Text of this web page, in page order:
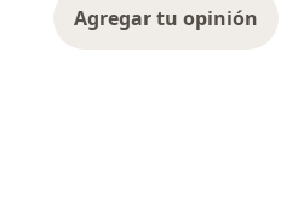
Agregar tu opinión